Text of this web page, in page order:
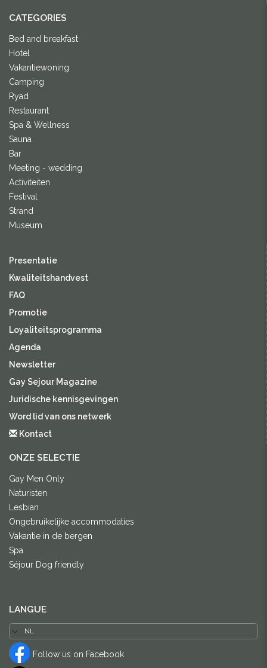
CATEGORIES
Bed and breakfast
Hotel
Vakantiewoning
Camping
Ryad
Restaurant
Spa & Wellness
Sauna
Bar
Meeting - wedding
Activiteiten
Festival
Strand
Museum
Presentatie
Kwaliteitshandvest
FAQ
Promotie
Loyaliteitsprogramma
Agenda
Newsletter
Gay Sejour Magazine
Juridische kennisgevingen
Word lid van ons netwerk
Kontact
ONZE SELECTIE
Gay Men Only
Naturisten
Lesbian
Ongebruikelijke accommodaties
Vakantie in de bergen
Spa
Séjour Dog friendly
LANGUE
Follow us on Facebook